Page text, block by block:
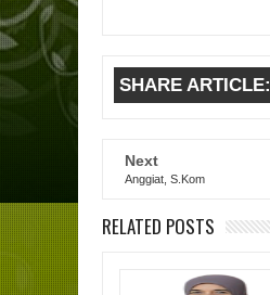
SHARE ARTICLE:
Next
Anggiat, S.Kom
RELATED POSTS